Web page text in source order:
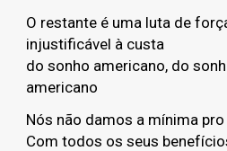
O restante é uma luta de
injustificável à custa
do sonho americano, do
americano
Nós não damos a mínima
Com todos os seus